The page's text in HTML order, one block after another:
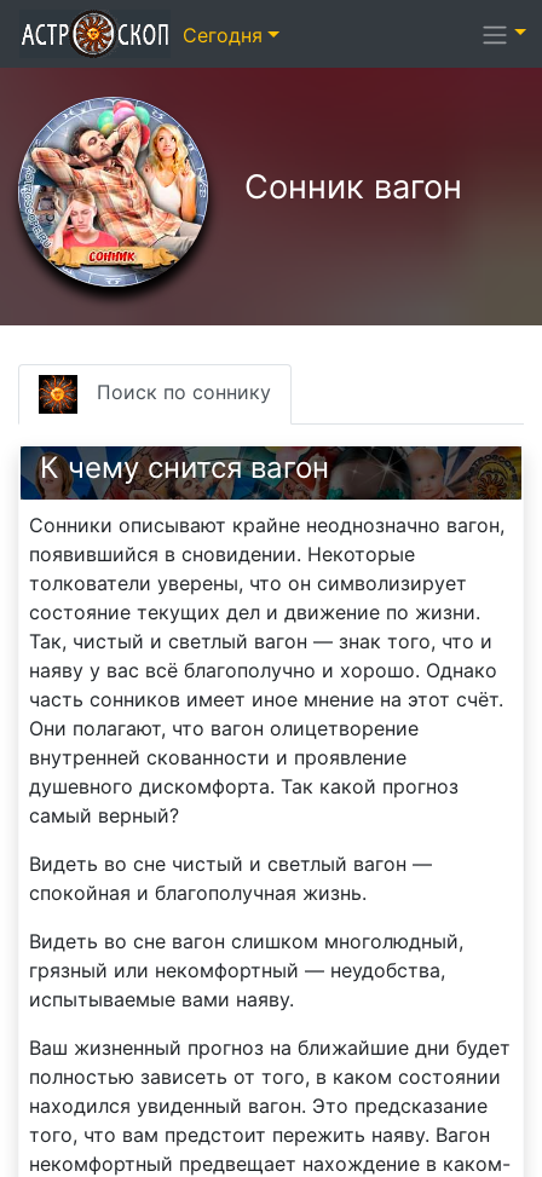
Сонник вагон
Поиск по соннику
К чему снится вагон
Сонники описывают крайне неоднозначно вагон,
появившийся в сновидении. Некоторые
толкователи уверены, что он символизирует
состояние текущих дел и движение по жизни.
Так, чистый и светлый вагон — знак того, что и
наяву у вас всё благополучно и хорошо. Однако
часть сонников имеет иное мнение на этот счёт.
Они полагают, что вагон олицетворение
внутренней скованности и проявление
душевного дискомфорта. Так какой прогноз
самый верный?
Видеть во сне чистый и светлый вагон —
спокойная и благополучная жизнь.
Видеть во сне вагон слишком многолюдный,
грязный или некомфортный — неудобства,
испытываемые вами наяву.
Ваш жизненный прогноз на ближайшие дни будет
полностью зависеть от того, в каком состоянии
находился увиденный вагон. Это предсказание
того, что вам предстоит пережить наяву. Вагон
некомфортный предвещает нахождение в каком-
Сегодня